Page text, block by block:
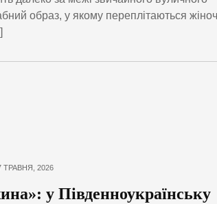
образ, у якому переплітаються
ТРАВНЯ, 2026
у Південноукраїнську